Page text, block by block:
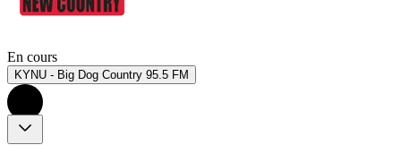
En cours
KYNU - Big Dog Country 95.5 FM